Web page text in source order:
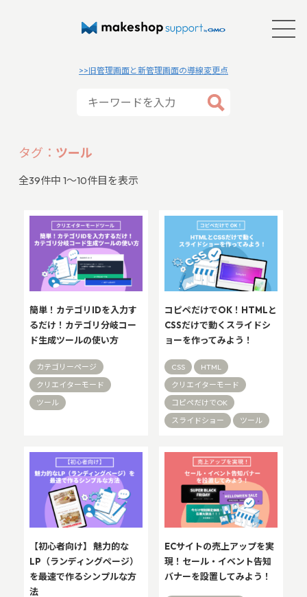
>>旧管理画面と新管理画面の導線変更点
タグ： ツール
全39件中 1〜10件目を表示
簡単！カテゴリIDを入力す
るだけ！カテゴリ分岐コー
ド生成ツールの使い方
カテゴリーページ
クリエイターモード
ツール
コピペだけでOK！HTMLと
CSSだけで動くスライドシ
ョーを作ってみよう！
CSS
HTML
クリエイターモード
コピペだけでOK
スライドショー
ツール
【初心者向け】 魅力的な
LP（ランディングページ）
を最速で作るシンプルな方
法
ECサイトの売上アップを実
現！セール・イベント告知
バナーを設置してみよう！